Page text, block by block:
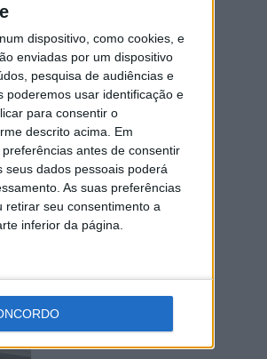
dispositivo, como cookies, e
enviadas por um dispositivo
pesquisa de audiências e
poderemos usar identificação e
para consentir o
descrito acima. Em
antes de consentir
dados pessoais poderá
As suas preferências
retirar seu consentimento a
inferior da página.
não